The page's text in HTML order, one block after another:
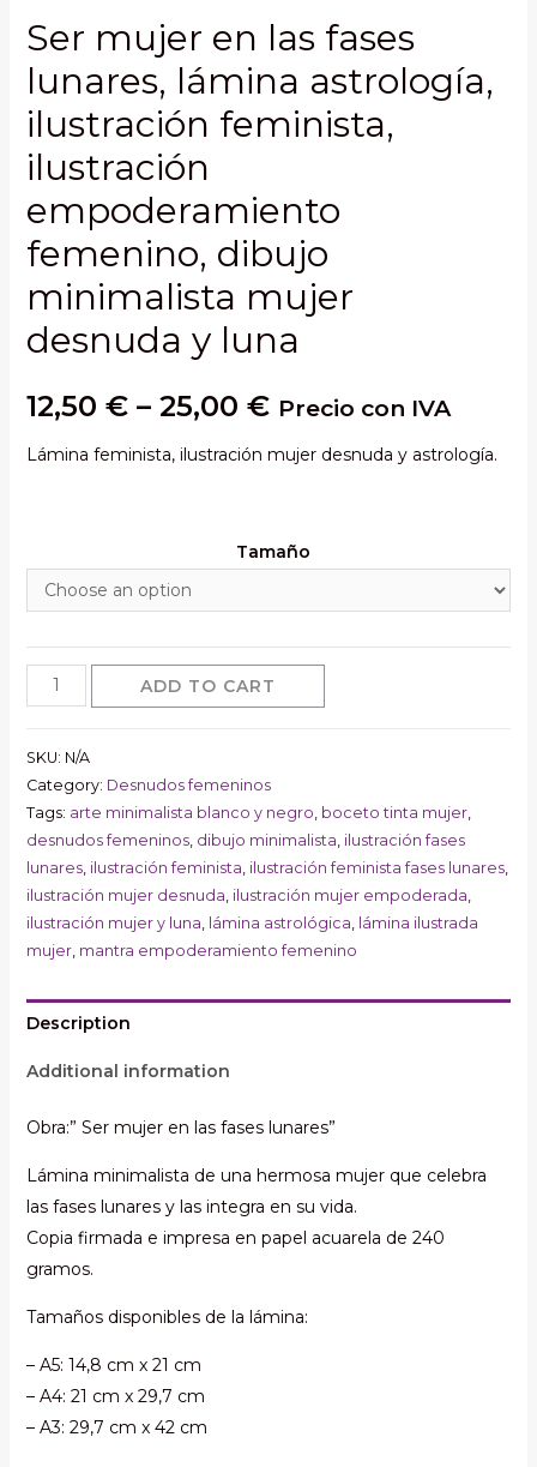
Ser mujer en las fases
lunares, lámina astrología,
ilustración feminista,
ilustración
empoderamiento
femenino, dibujo
minimalista mujer
desnuda y luna
12,50 €– 25,00 € Precio con IVA
Lámina feminista, ilustración mujer desnuda y astrología.
Tamaño
mujer
fases
lunares,
lámina
astrología,
ilustración
feminista,
empoderamiento
dibujo
minimalista
desnuda
y
luna
quantity
ADD TO CART
SKU: N/A
Category: Desnudos femeninos
Tags: arte minimalista blanco y negro, boceto tinta mujer,
desnudos femeninos, dibujo minimalista, ilustración fases
lunares, ilustración feminista, ilustración feminista fases lunares,
ilustración mujer desnuda, ilustración mujer empoderada,
ilustración mujer y luna, lámina astrológica, lámina ilustrada
mujer, mantra empoderamiento femenino
Description
Additional information
Obra:” Ser mujer en las fases lunares”
Lámina minimalista de una hermosa mujer que celebra
las fases lunares y las integra en su vida.
Copia firmada e impresa en papel acuarela de 240
gramos.
Tamaños disponibles de la lámina:
– A5: 14,8 cm x 21 cm
– A4: 21 cm x 29,7 cm
– A3: 29,7 cm x 42 cm